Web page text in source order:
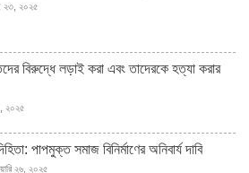
২৩, ২০২৫
বিরুদ্ধে লড়াই করা এবং তাদেরকে হত্যা করার
২০২৫
পাপমুক্ত সমাজ বিনির্মাণের অনিবার্য দাবি
২৬, ২০২৫